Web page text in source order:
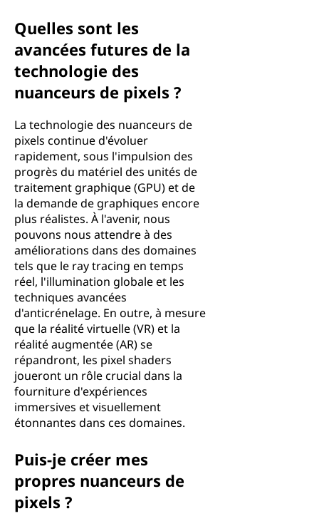
Quelles sont les
avancées futures de la
technologie des
nuanceurs de pixels ?
La technologie des nuanceurs de
pixels continue d'évoluer
rapidement, sous l'impulsion des
progrès du matériel des unités de
traitement graphique (GPU) et de
la demande de graphiques encore
plus réalistes. À l'avenir, nous
pouvons nous attendre à des
améliorations dans des domaines
tels que le ray tracing en temps
réel, l'illumination globale et les
techniques avancées
d'anticrénelage. En outre, à mesure
que la réalité virtuelle (VR) et la
réalité augmentée (AR) se
répandront, les pixel shaders
joueront un rôle crucial dans la
fourniture d'expériences
immersives et visuellement
étonnantes dans ces domaines.
Puis-je créer mes
propres nuanceurs de
pixels ?